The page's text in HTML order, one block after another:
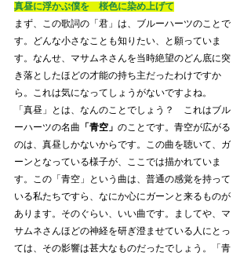
真昼に浮かぶ僕を　桜色に染め上げて
まず、この歌詞の「君」は、ブルーハーツのことで
す。どんな小さなことも知りたい、と願っていま
す。なんせ、マサムネさんを当時絶望のどん底に突
き落としたほどの才能の持ち主だったわけですか
ら。これは気になってしょうがないですよね。
「真昼」とは、なんのことでしょう？　これはブル
ーハーツの名曲 「青空」 のことです。青空が広がる
のは、真昼しかないからです。この曲を聴いて、ガ
ーンとなっている様子が、ここでは描かれていま
す。この「青空」という曲は、普通の感覚を持って
いる私たちですら、なにか心にガーンと来るものが
あります。そのぐらい、いい曲です。ましてや、マ
サムネさんほどの神経を研ぎ澄ませている人にとっ
ては、その影響は甚大なものだったでしょう。「青